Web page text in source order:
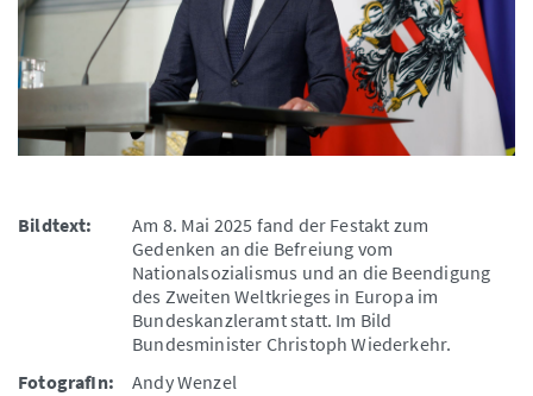
Bildtext:
Am 8. Mai 2025 fand der Festakt zum
Gedenken an die Befreiung vom
Nationalsozialismus und an die Beendigung
des Zweiten Weltkrieges in Europa im
Bundeskanzleramt statt. Im Bild
Bundesminister Christoph Wiederkehr.
FotografIn:
Andy Wenzel